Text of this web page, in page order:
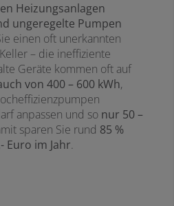
Heizungsanlagen
ungeregelte Pumpen
einen oft unerkannten
– die ineffiziente
Geräte kommen oft auf
von 400 – 600 kWh,
anpassen und so nur 50 –
sparen Sie rund 85 %
Euro im Jahr.